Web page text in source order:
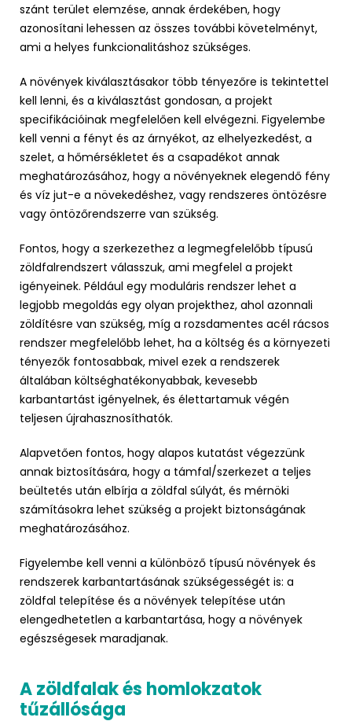
szánt terület elemzése, annak érdekében, hogy
azonosítani lehessen az összes további követelményt,
ami a helyes funkcionalitáshoz szükséges.
A növények kiválasztásakor több tényezőre is tekintettel
kell lenni, és a kiválasztást gondosan, a projekt
specifikációinak megfelelően kell elvégezni. Figyelembe
kell venni a fényt és az árnyékot, az elhelyezkedést, a
szelet, a hőmérsékletet és a csapadékot annak
meghatározásához, hogy a növényeknek elegendő fény
és víz jut-e a növekedéshez, vagy rendszeres öntözésre
vagy öntözőrendszerre van szükség.
Fontos, hogy a szerkezethez a legmegfelelőbb típusú
zöldfalrendszert válasszuk, ami megfelel a projekt
igényeinek. Például egy moduláris rendszer lehet a
legjobb megoldás egy olyan projekthez, ahol azonnali
zöldítésre van szükség, míg a rozsdamentes acél rácsos
rendszer megfelelőbb lehet, ha a költség és a környezeti
tényezők fontosabbak, mivel ezek a rendszerek
általában költséghatékonyabbak, kevesebb
karbantartást igényelnek, és élettartamuk végén
teljesen újrahasznosíthatók.
Alapvetően fontos, hogy alapos kutatást végezzünk
annak biztosítására, hogy a támfal/szerkezet a teljes
beültetés után elbírja a zöldfal súlyát, és mérnöki
számításokra lehet szükség a projekt biztonságának
meghatározásához.
Figyelembe kell venni a különböző típusú növények és
rendszerek karbantartásának szükségességét is: a
zöldfal telepítése és a növények telepítése után
elengedhetetlen a karbantartása, hogy a növények
egészségesek maradjanak.
A zöldfalak és homlokzatok
tűzállósága